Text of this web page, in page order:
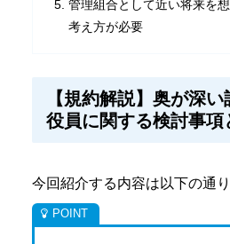
管理組合として近い将来を
考え方が必要
【規約解説】奥が深
役員に関する検討事項
今回紹介する内容は以下の通り